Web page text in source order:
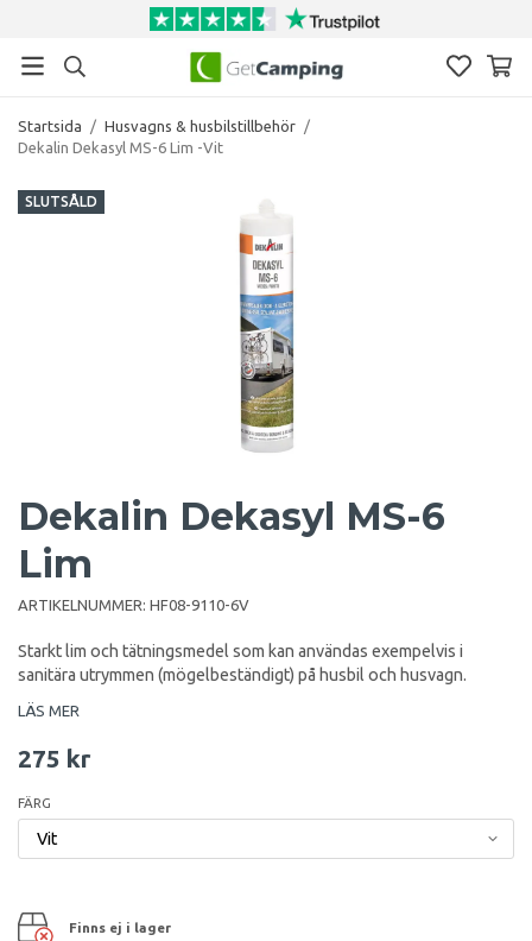
Startsida / Husvagns & husbilstillbehör /
Dekalin Dekasyl MS-6 Lim -Vit
SLUTSÅLD
Dekalin Dekasyl MS-6
Lim
ARTIKELNUMMER: HF08-9110-6V
Starkt lim och tätningsmedel som kan användas exempelvis i
sanitära utrymmen (mögelbeständigt) på husbil och husvagn.
LÄS MER
275 kr
FÄRG
Finns ej i lager